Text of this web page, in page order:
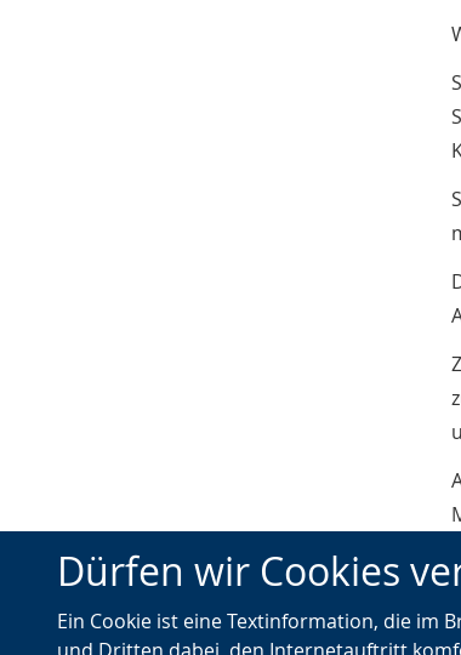
Dürfen wir Cookies
Ein Cookie ist eine Textinformation, die im